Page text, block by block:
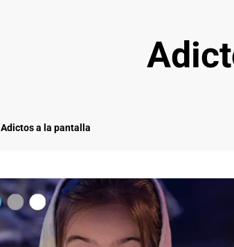
Adictos a la pantalla